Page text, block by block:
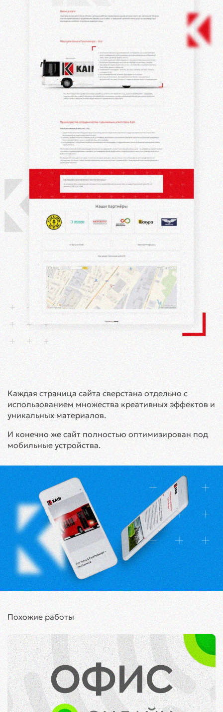
Каждая страница сайта сверстана отдельно с
использованием множества креативных эффектов и
уникальных материалов.
И конечно же сайт полностью оптимизирован под
мобильные устройства.
Похожие работы